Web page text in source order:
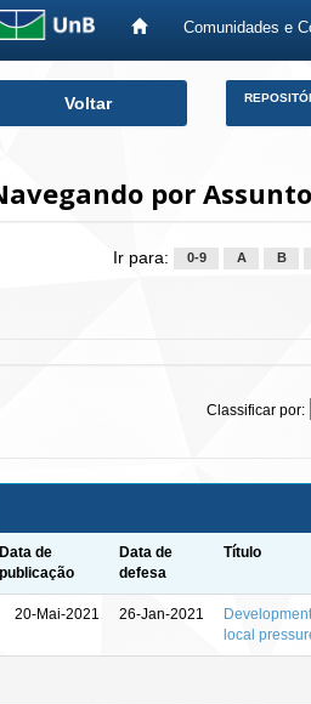
Comunidades e
Voltar
por
Ir para: 0-9 A B
Classificar por:
Data de
publicação
Data de
defesa
Título
20-Mai-2021 26-Jan-2021
local